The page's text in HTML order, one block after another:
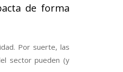
de forma
Por suerte, las
sector pueden (y